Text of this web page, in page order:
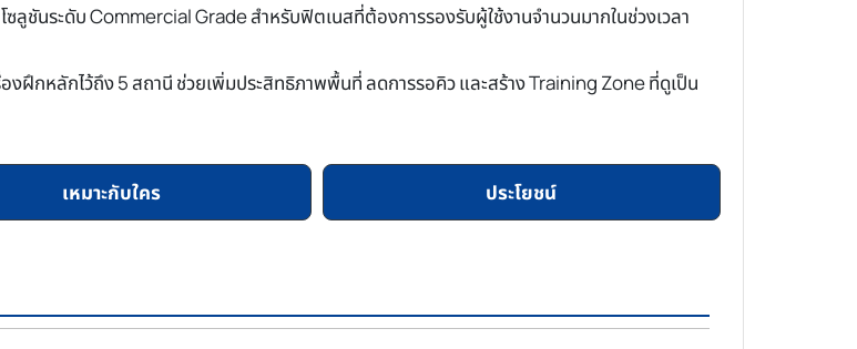
ซลูชันระดับ Commercial Grade สำหรับฟิตเนสที่ต้องการรองรับผู้ใช้งานจำนวนมากในช่วงเวลา
กหลักไว้ถึง 5 สถานี ช่วยเพิ่มประสิทธิภาพพื้นที่ ลดการรอคิว และสร้าง Training Zone ที่ดูเป็น
เหมาะกับใคร ประโยชน์